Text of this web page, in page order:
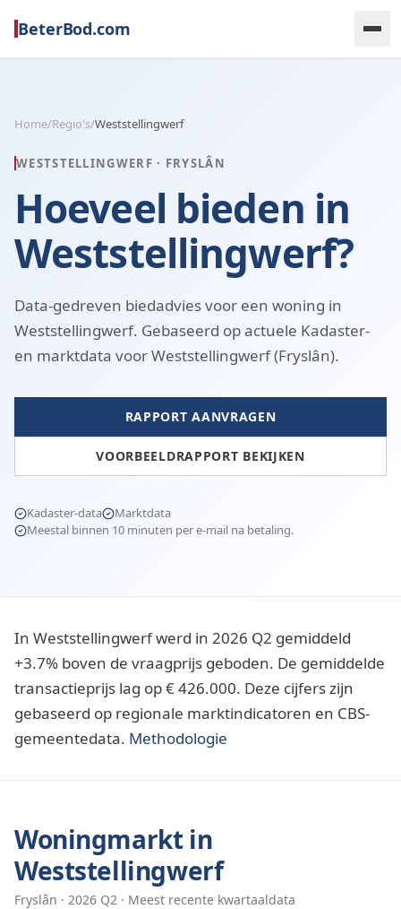
BeterBod.com
Home/Regio's/Weststellingwerf
WESTSTELLINGWERF · FRYSLÂN
Hoeveel bieden in
Weststellingwerf?
Data-gedreven biedadvies voor een woning in
Weststellingwerf. Gebaseerd op actuele Kadaster-
en marktdata voor Weststellingwerf (Fryslân).
RAPPORT AANVRAGEN
VOORBEELDRAPPORT BEKIJKEN
Kadaster-data
Marktdata
Meestal binnen 10 minuten per e-mail na betaling.
In Weststellingwerf werd in 2026 Q2 gemiddeld
+3.7% boven de vraagprijs geboden. De gemiddelde
transactieprijs lag op € 426.000. Deze cijfers zijn
gebaseerd op regionale marktindicatoren en CBS-
gemeentedata. Methodologie
Woningmarkt in
Weststellingwerf
Fryslân · 2026 Q2 · Meest recente kwartaaldata